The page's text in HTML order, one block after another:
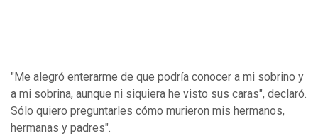
"Me alegró enterarme de que podría conocer a mi sobrino y
a mi sobrina, aunque ni siquiera he visto sus caras", declaró.
Sólo quiero preguntarles cómo murieron mis hermanos,
hermanas y padres".